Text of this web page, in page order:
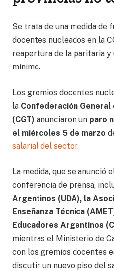
Se trata de una medida de
docentes nucleados en la
reapertura de la paritaria y
mínimo.
Los gremios docentes
la Confederación General
(CGT) anunciaron un paro
el miércoles 5 de marzo
salarial del sector.
La medida, que se anunció
conferencia de prensa,
Argentinos (UDA), la
Enseñanza Técnica
Educadores Argentinos
mientras el Ministerio de
con los gremios docentes
discutir un nuevo piso del